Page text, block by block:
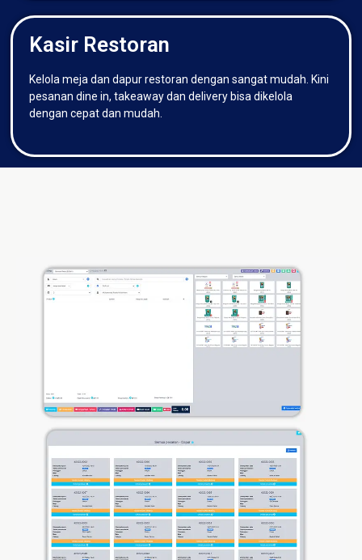
Kasir Restoran
Kelola meja dan dapur restoran dengan sangat mudah. Kini
pesanan dine in, takeaway dan delivery bisa dikelola
dengan cepat dan mudah.